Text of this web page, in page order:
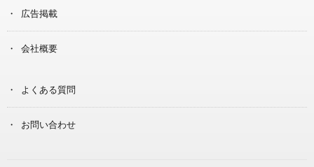
広告掲載
会社概要
よくある質問
お問い合わせ